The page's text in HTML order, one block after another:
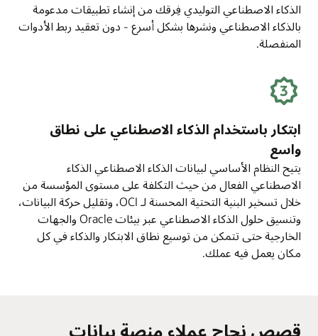
الذكاء الاصطناعي التوليدي فِرقك من إنشاء تطبيقات مدعومة
بالذكاء الاصطناعي ونشرها بشكل أسرع - دون تعقيد ربط الأدوات
المنفصلة.
ابتكار باستخدام الذكاء الاصطناعي على نطاق
واسع
يتيح النظام الأساسي لبيانات الذكاء الاصطناعي الذكاء
الاصطناعي الفعال من حيث التكلفة على مستوى المؤسسة من
خلال تسخير البنية التحتية المحسنة لـ OCI، وتقليل حركة البيانات،
وتنسيق حلول الذكاء الاصطناعي عبر بيئات Oracle والجهات
الخارجية حتى تتمكن من توسيع نطاق الابتكار والذكاء في كل
مكان يعمل فيه عملك.
قصص نجاح عملاء منصة بيانات